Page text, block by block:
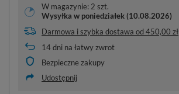
W magazynie: 2 szt.
Wysyłka w poniedziałek (10.08.2026)
Darmowa i szybka dostawa od450,00 zł
14dni na łatwy zwrot
Bezpieczne zakupy
Udostępnij